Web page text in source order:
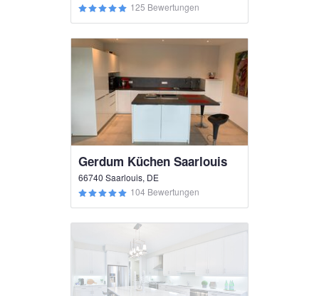
125 Bewertungen
Gerdum Küchen Saarlouis
66740 Saarlouis, DE
104 Bewertungen